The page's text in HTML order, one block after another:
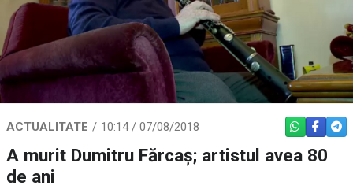
ACTUALITATE 10:14 / 07/08/2018 WHATSAPP
A murit Dumitru Fărcaş; artistul avea 80
de ani